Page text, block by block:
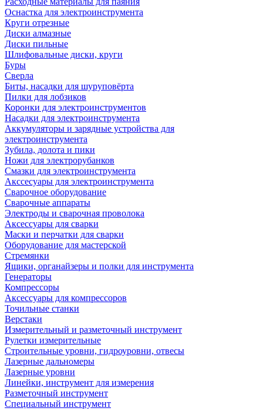
Оснастка для электроинструмента
Круги отрезные
Диски алмазные
Диски пильные
Шлифовальные диски, круги
Буры
Сверла
Биты, насадки для шуруповёрта
Пилки для лобзиков
Коронки для электроинструментов
Насадки для электроинструмента
Аккумуляторы и зарядные устройства для
электроинструмента
Зубила, долота и пики
Ножи для электрорубанков
Смазки для электроинструмента
Акссесуары для электроинструмента
Сварочное оборудование
Сварочные аппараты
Электроды и сварочная проволока
Аксессуары для сварки
Маски и перчатки для сварки
Оборудование для мастерской
Стремянки
Ящики, органайзеры и полки для инструмента
Генераторы
Компрессоры
Аксессуары для компрессоров
Точильные станки
Верстаки
Измерительный и разметочный инструмент
Рулетки измерительные
Строительные уровни, гидроуровни, отвесы
Лазерные дальномеры
Лазерные уровни
Линейки, инструмент для измерения
Разметочный инструмент
Специальный инструмент